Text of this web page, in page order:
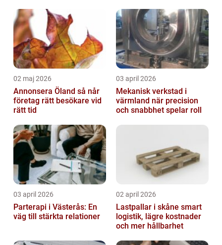
02 maj 2026
Annonsera Öland så når
företag rätt besökare vid
rätt tid
03 april 2026
Mekanisk verkstad i
värmland när precision
och snabbhet spelar roll
03 april 2026
Parterapi i Västerås: En
väg till stärkta relationer
02 april 2026
Lastpallar i skåne smart
logistik, lägre kostnader
och mer hållbarhet